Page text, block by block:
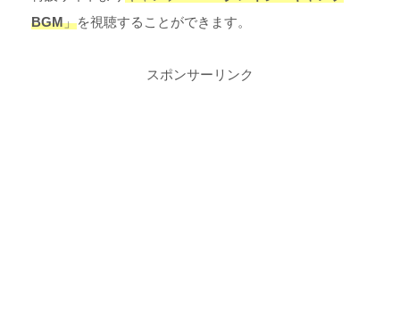
BGM」を視聴することができます。
スポンサーリンク